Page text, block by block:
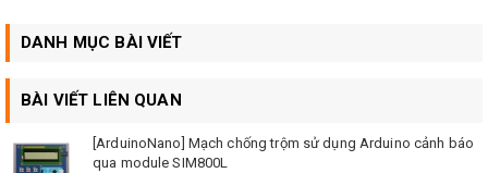
DANH MỤC BÀI VIẾT
BÀI VIẾT LIÊN QUAN
[ArduinoNano] Mạch chống trộm sử dụng Arduino cảnh báo
qua module SIM800L